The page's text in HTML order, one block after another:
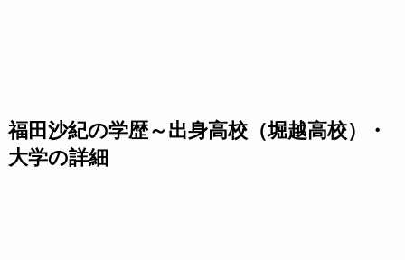
福田沙紀の学歴～出身高校（堀越高校）・
大学の詳細